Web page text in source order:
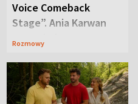
Voice Comeback
Stage”. Ania Karwan
zapowiada
Rozmowy